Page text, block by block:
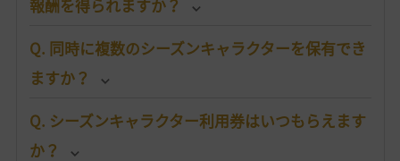
報酬を得られますか？
Q. 同時に複数のシーズンキャラクターを保有でき
ますか？
Q. シーズンキャラクター利用券はいつもらえます
か？